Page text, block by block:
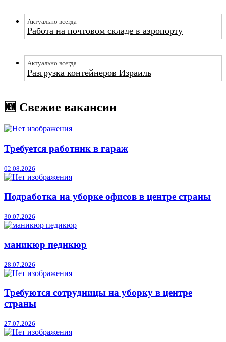
Актуально всегда
Работа на почтовом складе в аэропорту
Актуально всегда
Разгрузка контейнеров Израиль
🆕 Свежие вакансии
Требуется работник в гараж
02.08.2026
Подработка на уборке офисов в центре страны
30.07.2026
маникюр педикюр
28.07.2026
Требуются сотрудницы на уборку в центре
страны
27.07.2026